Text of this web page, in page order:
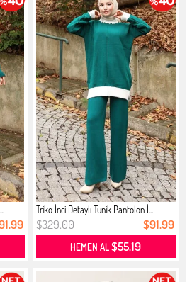
Triko İnci Detaylı Tunik Pantolon İ...
$329.00 $91.99
HEMEN AL$55.19